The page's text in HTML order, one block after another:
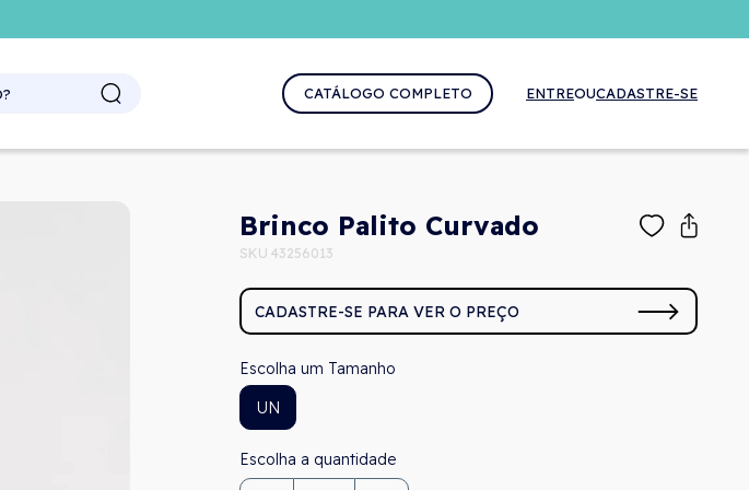
CATÁLOGO COMPLETO ENTREOUCADASTRE-SE
Brinco Palito Curvado
SKU 43256013
CADASTRE-SE PARA VER O PREÇO
Tamanho
UN